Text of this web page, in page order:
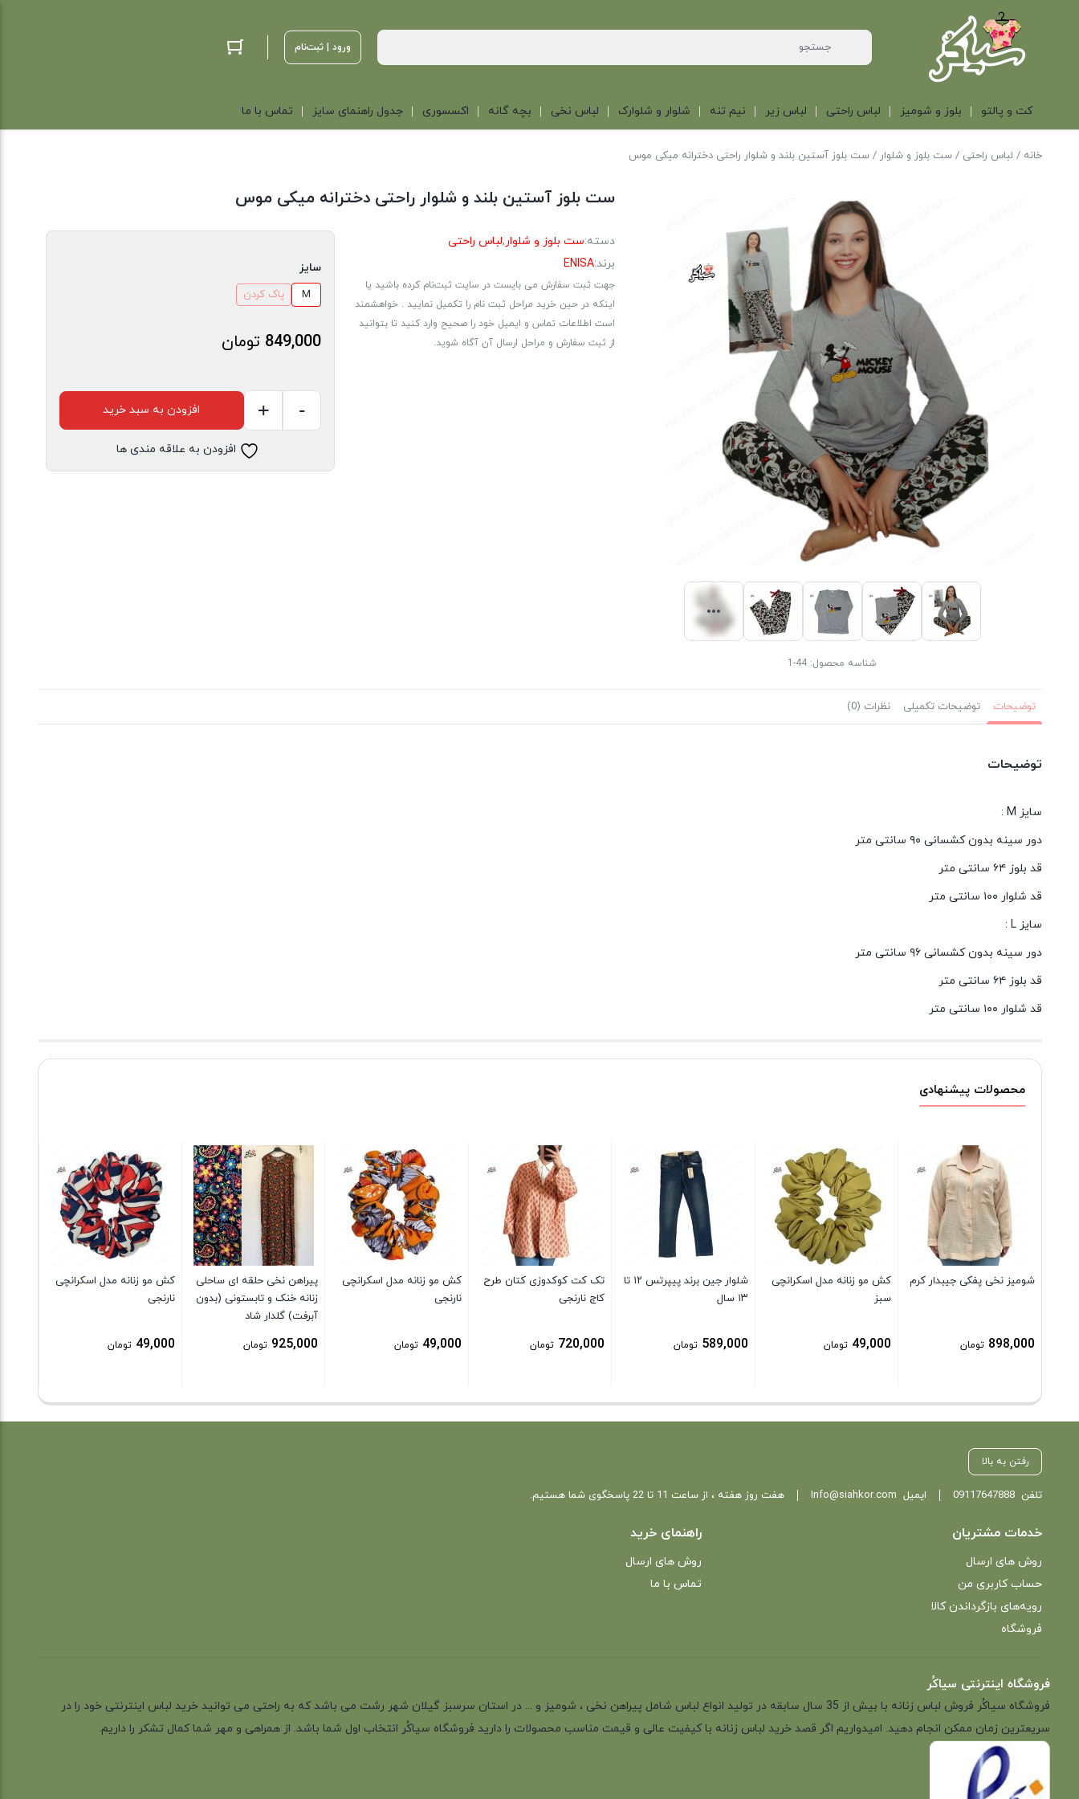
ورود | ثبت‌نام
کت و پالتو بلوز و شومیز لباس راحتی لباس زیر نیم تنه شلوار و شلوارک لباس نخی بچه گانه اکسسوری جدول راهنمای سایز تماس با ما
خانه / لباس راحتی /ست بلوز و شلوار / ست بلوز آستین بلند و شلوار راحتی دخترانه میکی موس
شناسه محصول: 44-1
ست بلوز آستین بلند و شلوار راحتی دخترانه میکی موس
دسته:ست بلوز و شلوار,لباس راحتی
برند:ENISA
جهت ثبت سفارش می بایست در سایت ثبت‌نام کرده باشید یا
اینکه در حین خرید مراحل ثبت نام را تکمیل نمایید . خواهشمند
است اطلاعات تماس و ایمیل خود را صحیح وارد کنید تا بتوانید
از ثبت سفارش و مراحل ارسال آن آگاه شوید.
سایز
M پاک کردن
849,000 تومان
-
+ افزودن به سبد خرید
افزودن به علاقه مندی ها
توضیحات توضیحات تکمیلی نظرات (0)
توضیحات
سایز M :
دور سینه بدون کشسانی ۹۰ سانتی متر
قد بلوز ۶۴ سانتی متر
قد شلوار ۱۰۰ سانتی متر
سایز L :
دور سینه بدون کشسانی ۹۶ سانتی متر
قد بلوز ۶۴ سانتی متر
قد شلوار ۱۰۰ سانتی متر
محصولات پیشنهادی
شومیز نخی پفکی جیبدار کرم
898,000 تومان
کش مو زنانه مدل اسکرانچی
سبز
49,000 تومان
شلوار جین برند پیپرتس ۱۲ تا
۱۳ سال
589,000 تومان
تک کت کوکدوزی کتان طرح
کاج نارنجی
720,000 تومان
کش مو زنانه مدل اسکرانچی
نارنجی
49,000 تومان
پیراهن نخی حلقه ای ساحلی
زنانه خنک و تابستونی (بدون
آبرفت) گلدار شاد
925,000 تومان
کش مو زنانه مدل اسکرانچی
نارنجی
49,000 تومان
رفتن به بالا
تلفن09117647888 ایمیل Info@siahkor.com هفت روز هفته ، از ساعت 11 تا 22 پاسخگوی شما هستیم.
خدمات مشتریان
روش های ارسال
حساب کاربری من
رویه‌های بازگرداندن کالا
فروشگاه
راهنمای خرید
روش های ارسال
تماس با ما
فروشگاه اینترنتی سیاکُر
فروشگاه سیاکُر فروش لباس زنانه با بیش از 35 سال سابقه در تولید انواع لباس شامل پیراهن نخی ، شومیز و ... در استان سرسبز گیلان شهر رشت می باشد که به راحتی می توانید خرید لباس اینترنتی خود را در
سریعترین زمان ممکن انجام دهید. امیدواریم اگر قصد خرید لباس زنانه با کیفیت عالی و قیمت مناسب محصولات را دارید فروشگاه سیاکُر انتخاب اول شما باشد. از همراهی و مهر شما کمال تشکر را داریم.